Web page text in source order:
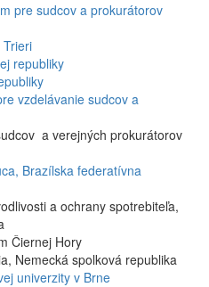
pre sudcov a prokurátorov
republiky
vzdelávanie sudcov a
a verejných prokurátorov
Brazílska federatívna
a ochrany spotrebiteľa,
Čiernej Hory
Nemecká spolková republika
univerzity v Brne